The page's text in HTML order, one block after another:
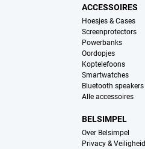
ACCESSOIRES
Hoesjes & Cases
Screenprotectors
Powerbanks
Oordopjes
Koptelefoons
Smartwatches
Bluetooth speakers
Alle accessoires
BELSIMPEL
Over Belsimpel
Privacy & Veiligheid